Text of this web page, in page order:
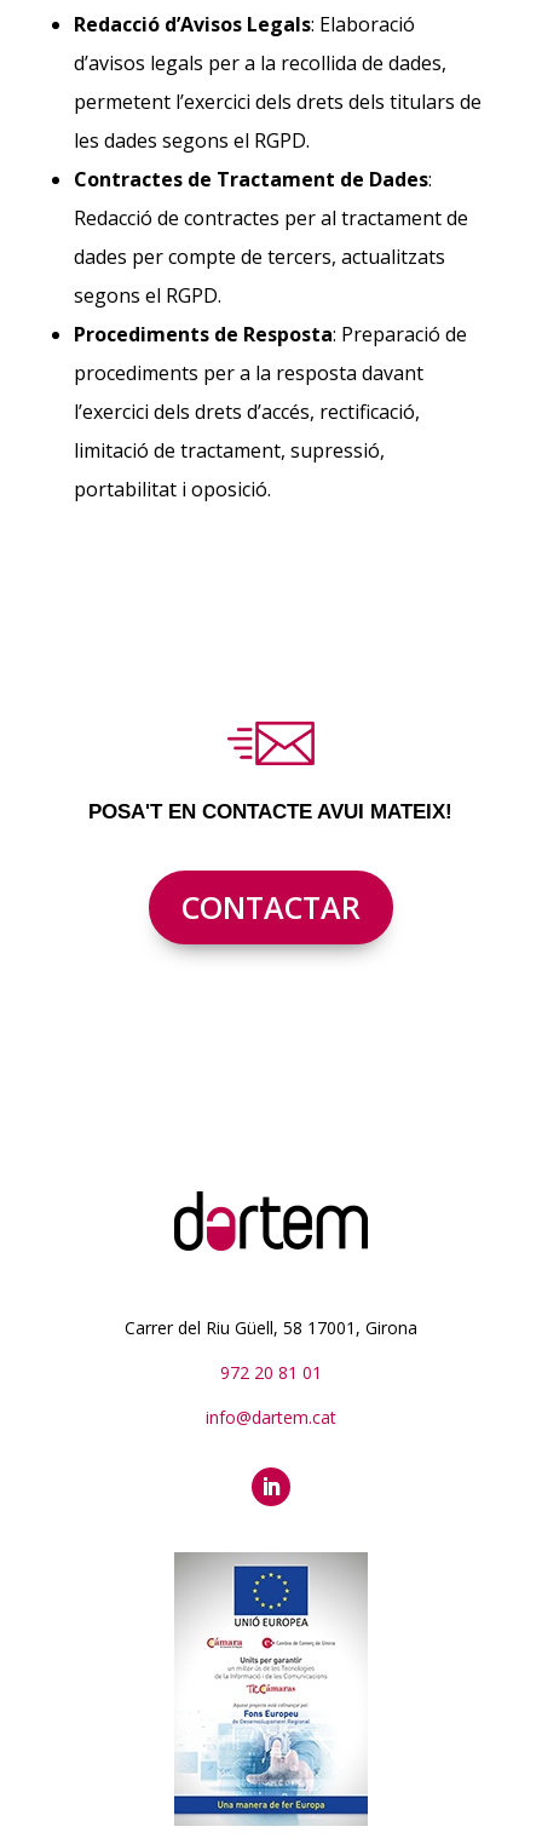
Redacció d’Avisos Legals: Elaboració
d’avisos legals per a la recollida de dades,
permetent l’exercici dels drets dels titulars de
les dades segons el RGPD.
Contractes de Tractament de Dades:
Redacció de contractes per al tractament de
dades per compte de tercers, actualitzats
segons el RGPD.
Procediments de Resposta: Preparació de
procediments per a la resposta davant
l’exercici dels drets d’accés, rectificació,
limitació de tractament, supressió,
portabilitat i oposició.
POSA'T EN CONTACTE AVUI MATEIX!
CONTACTAR
Carrer del Riu Güell, 58 17001, Girona
972 20 81 01
info@dartem.cat